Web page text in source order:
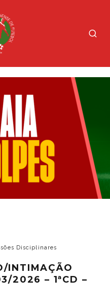
Disciplinares
INTIMAÇÃO
2026 – 1ªCD –